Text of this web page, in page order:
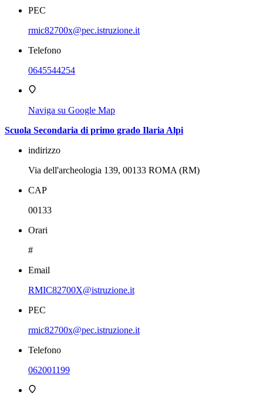
PEC
rmic82700x@pec.istruzione.it
Telefono
0645544254
Naviga su Google Map
Scuola Secondaria di primo grado Ilaria Alpi
indirizzo
Via dell'archeologia 139, 00133 ROMA (RM)
CAP
00133
Orari
#
Email
RMIC82700X@istruzione.it
PEC
rmic82700x@pec.istruzione.it
Telefono
062001199